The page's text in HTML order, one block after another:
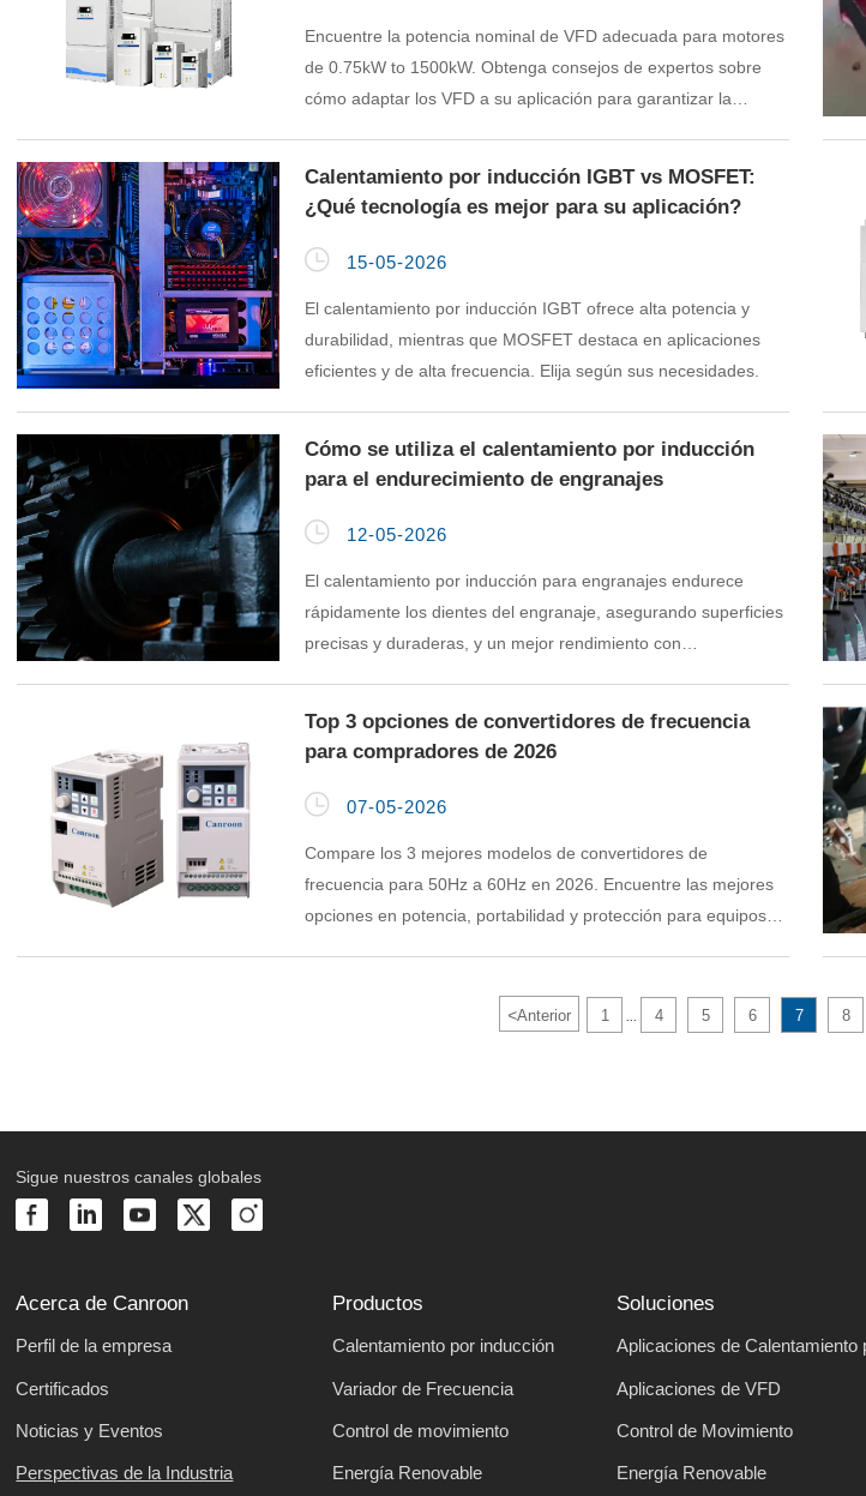
Encuentre la potencia nominal de VFD adecuada para motores
de 0.75kW to 1500kW. Obtenga consejos de expertos sobre
cómo adaptar los VFD a su aplicación para garantizar la
Calentamiento por inducción IGBT vs MOSFET:
¿Qué tecnología es mejor para su aplicación?
 15-05-2026
El calentamiento por inducción IGBT ofrece alta potencia y
durabilidad, mientras que MOSFET destaca en aplicaciones
eficientes y de alta frecuencia. Elija según sus necesidades.
Cómo se utiliza el calentamiento por inducción
para el endurecimiento de engranajes
 12-05-2026
El calentamiento por inducción para engranajes endurece
rápidamente los dientes del engranaje, asegurando superficies
precisas y duraderas, y un mejor rendimiento con
Top 3 opciones de convertidores de frecuencia
para compradores de 2026
 07-05-2026
Compare los 3 mejores modelos de convertidores de
frecuencia para 50Hz a 60Hz en 2026. Encuentre las mejores
opciones en potencia, portabilidad y protección para equipos
<Anterior 1 4 5 6 7 8
Sigue nuestros canales globales
Acerca de Canroon
Perfil de la empresa
Certificados
Noticias y Eventos
Perspectivas de la Industria
Productos
Calentamiento por inducción
Variador de Frecuencia
Control de movimiento
Energía Renovable
Soluciones
Aplicaciones de VFD
Control de Movimiento
Energía Renovable